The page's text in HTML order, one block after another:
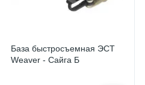
База быстросъемная ЭСТ
Weaver - Сайга Б